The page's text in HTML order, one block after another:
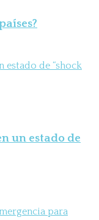
un estado de